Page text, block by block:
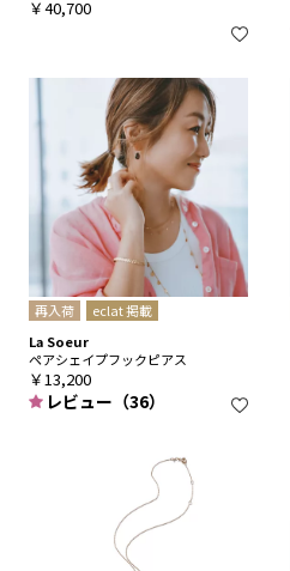
￥40,700
再入荷
eclat 掲載
La Soeur
ペアシェイプフックピアス
￥13,200
レビュー（36）